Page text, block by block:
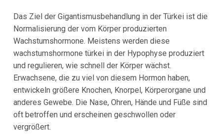
Das Ziel der Gigantismusbehandlung in der Türkei ist die
Normalisierung der vom Körper produzierten
Wachstumshormone. Meistens werden diese
wachstumshormone türkei in der Hypophyse produziert
und regulieren, wie schnell der Körper wächst.
Erwachsene, die zu viel von diesem Hormon haben,
entwickeln größere Knochen, Knorpel, Körperorgane und
anderes Gewebe. Die Nase, Ohren, Hände und Füße sind
oft betroffen und erscheinen geschwollen oder
vergrößert.